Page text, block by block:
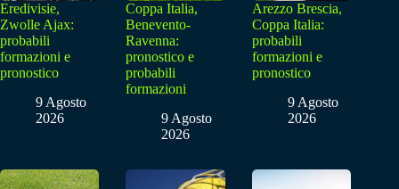
Eredivisie,
Zwolle Ajax:
probabili
formazioni e
pronostico
9 Agosto
2026
Coppa Italia,
Benevento-
Ravenna:
pronostico e
probabili
formazioni
9 Agosto
2026
Arezzo Brescia,
Coppa Italia:
probabili
formazioni e
pronostico
9 Agosto
2026